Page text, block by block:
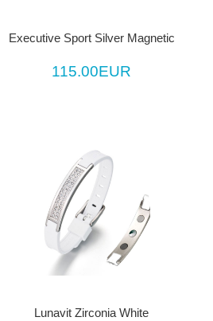
Executive Sport Silver Magnetic
115.00EUR
Lunavit Zirconia White